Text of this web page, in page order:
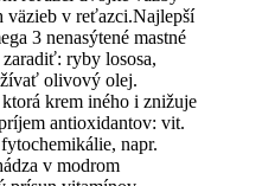
väzieb v reťazci.Najlepší
3 nenasýtené mastné
ryby lososa,
olivový olej.
krem iného i znižuje
antioxidantov: vit.
napr.
v modrom